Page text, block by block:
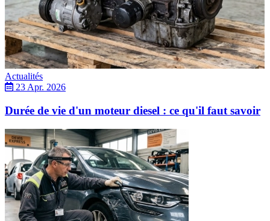
Actualités
23 Apr. 2026
Durée de vie d'un moteur diesel : ce qu'il faut savoir